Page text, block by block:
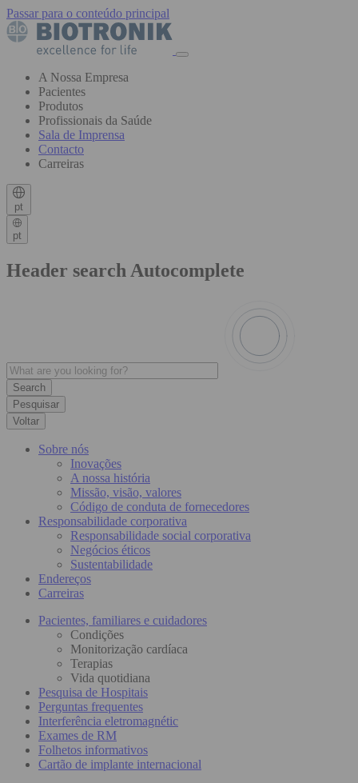
Passar para o conteúdo principal
A Nossa Empresa
Pacientes
Produtos
Profissionais da Saúde
Sala de Imprensa
Contacto
Carreiras
pt
pt
Header search Autocomplete
Pesquisar
Voltar
Sobre nós
Inovações
A nossa história
Missão, visão, valores
Código de conduta de fornecedores
Responsabilidade corporativa
Responsabilidade social corporativa
Negócios éticos
Sustentabilidade
Endereços
Carreiras
Pacientes, familiares e cuidadores
Condições
Monitorização cardíaca
Terapias
Vida quotidiana
Pesquisa de Hospitais
Perguntas frequentes
Interferência eletromagnétic
Exames de RM
Folhetos informativos
Cartão de implante internacional